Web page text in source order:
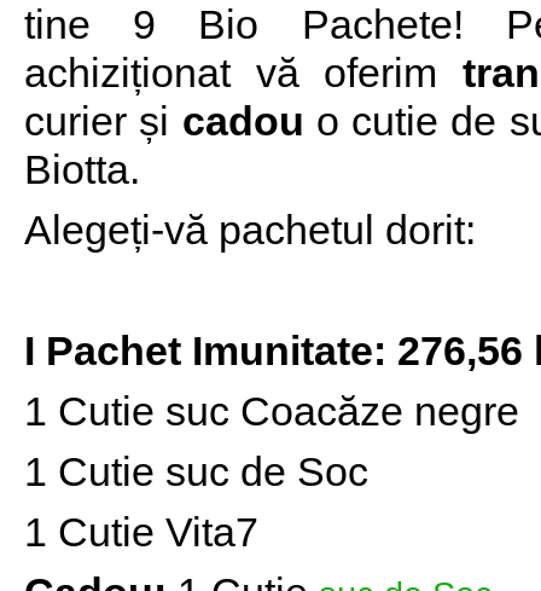
tine 9 Bio Pachete!
achiziționat vă oferim
curier și cadou o cutie de
Biotta.
Alegeți-vă pachetul dorit:
I Pachet Imunitate: 276,56
1 Cutie suc Coacăze negre
1 Cutie suc de Soc
1 Cutie Vita7